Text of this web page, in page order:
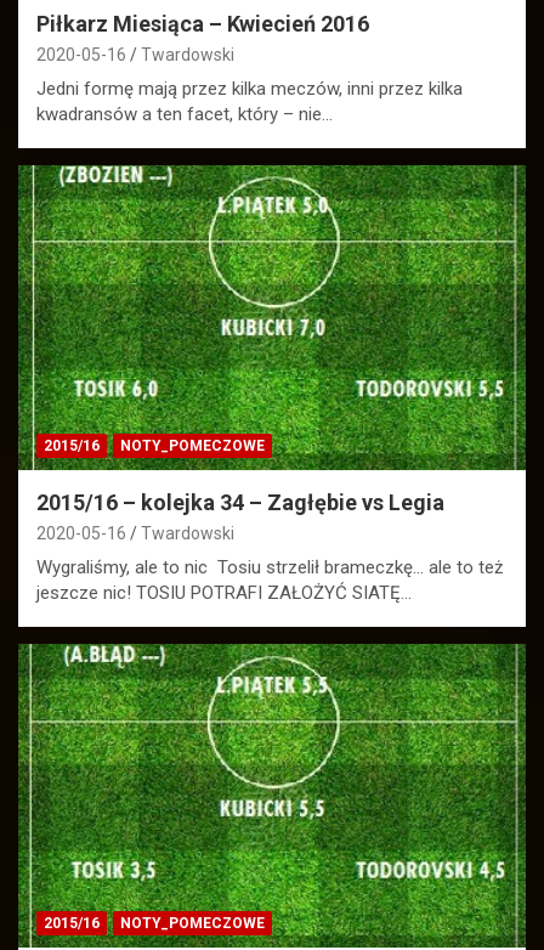
Piłkarz Miesiąca – Kwiecień 2016
2020-05-16 Twardowski
Jedni formę mają przez kilka meczów, inni przez kilka
kwadransów a ten facet, który – nie…
2015/16 NOTY_POMECZOWE
2015/16 – kolejka 34 – Zagłębie vs Legia
2020-05-16 Twardowski
Wygraliśmy, ale to nic Tosiu strzelił brameczkę… ale to też
jeszcze nic! TOSIU POTRAFI ZAŁOŻYĆ SIATĘ…
2015/16 NOTY_POMECZOWE